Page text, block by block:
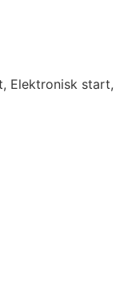
Elektronisk start,